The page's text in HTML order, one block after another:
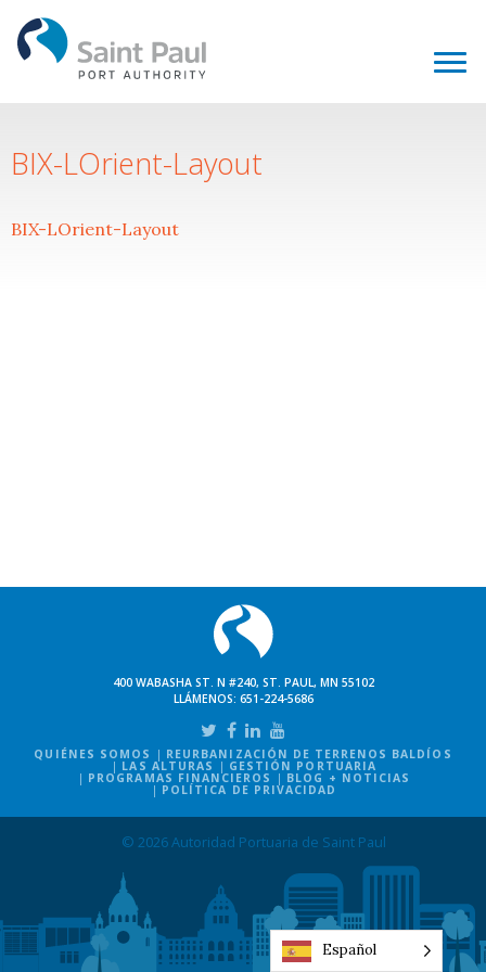
BIX-LOrient-Layout
BIX-LOrient-Layout
400 WABASHA ST. N #240, ST. PAUL, MN 55102
LLÁMENOS: 651-224-5686
QUIÉNES SOMOS REURBANIZACIÓN DE TERRENOS BALDÍOS
LAS ALTURAS GESTIÓN PORTUARIA
PROGRAMAS FINANCIEROS BLOG + NOTICIAS
POLÍTICA DE PRIVACIDAD
© 2026 Autoridad Portuaria de Saint Paul
Español